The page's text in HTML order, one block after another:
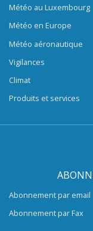
Météo au Luxembourg
Météo en Europe
Météo aéronautique
Vigilances
Climat
Produits et services
Abonnement par email
Abonnement par Fax